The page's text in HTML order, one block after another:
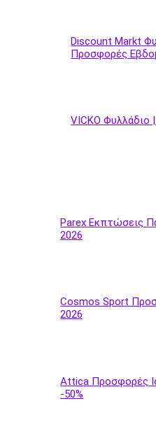
Discount Markt
Προσφορές
VICKO
Parex Εκπτώσεις
2026
Cosmos Sport
2026
Attica Προσφορές
-50%